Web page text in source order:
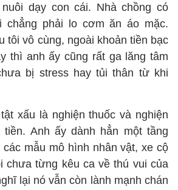
dạy con cái. Nhà chồng có
chẳng phải lo cơm ăn áo mặc.
tôi vô cùng, ngoài khoản tiền bạc
thì anh ấy cũng rất ga lăng tâm
bị stress hay tủi thân từ khi
xấu là nghiện thuốc và nghiện
Anh ấy dành hẳn một tầng
mẫu mô hình nhân vật, xe cộ
chưa từng kêu ca về thú vui của
lại nó vẫn còn lành mạnh chán